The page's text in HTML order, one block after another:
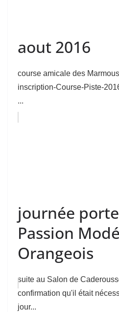
aout 2016
course amicale des
inscription-Course-Piste-
...
journée
Passion
Orangeois
suite au Salon de
confirmation qu'il était
jour...